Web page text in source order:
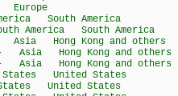
South America
America South America
Hong Kong and others
Asia Hong Kong and others
Asia Hong Kong and others
United States
United States